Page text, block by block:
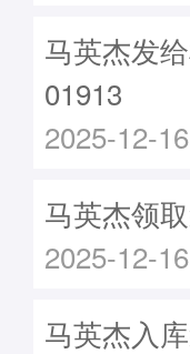
马英杰发
01913
2025-12-
马英杰领
2025-12-
马英杰入